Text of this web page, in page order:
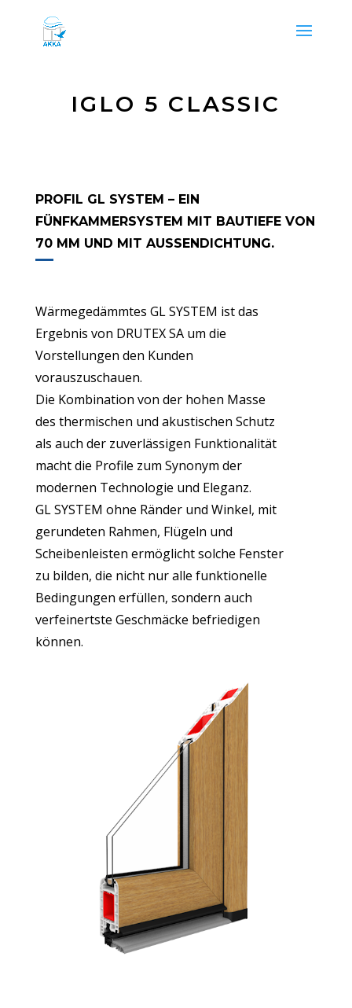
IGLO 5 CLASSIC
PROFIL GL SYSTEM – EIN
FÜNFKAMMERSYSTEM MIT BAUTIEFE VON
70 MM UND MIT AUSSENDICHTUNG.
Wärmegedämmtes GL SYSTEM ist das
Ergebnis von DRUTEX SA um die
Vorstellungen den Kunden
vorauszuschauen.
Die Kombination von der hohen Masse
des thermischen und akustischen Schutz
als auch der zuverlässigen Funktionalität
macht die Profile zum Synonym der
modernen Technologie und Eleganz.
GL SYSTEM ohne Ränder und Winkel, mit
gerundeten Rahmen, Flügeln und
Scheibenleisten ermöglicht solche Fenster
zu bilden, die nicht nur alle funktionelle
Bedingungen erfüllen, sondern auch
verfeinertste Geschmäcke befriedigen
können.